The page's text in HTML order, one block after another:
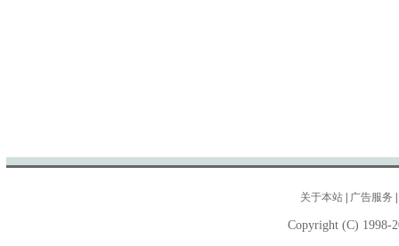
关于本站 广告服务
Copyright (C) 1998-